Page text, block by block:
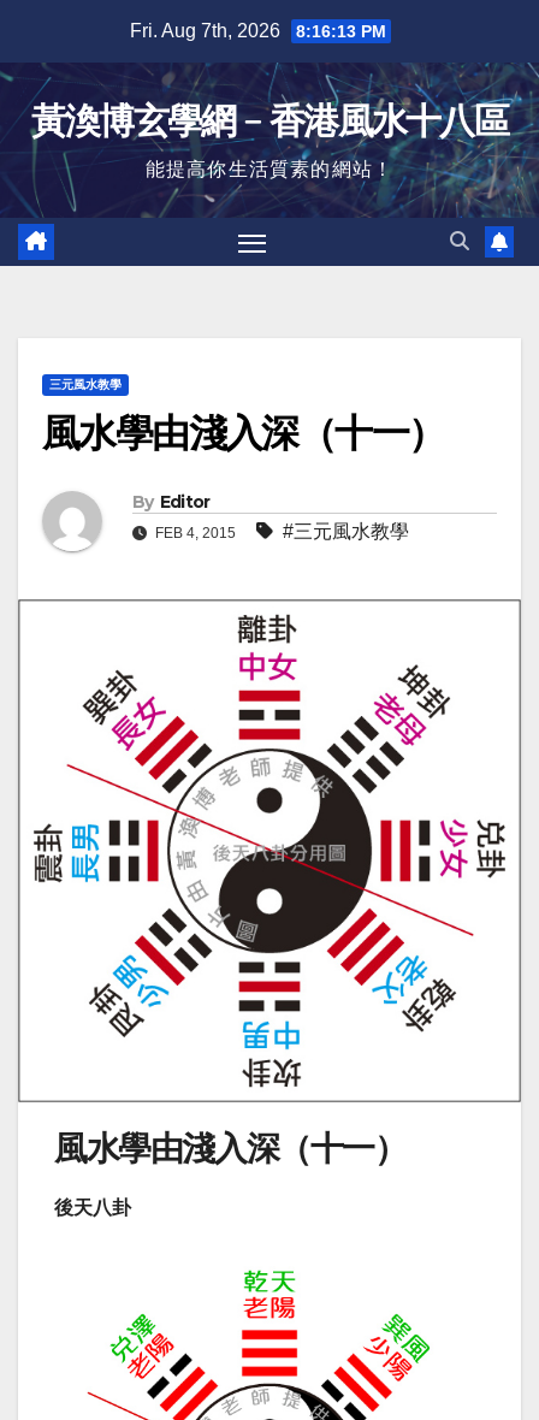
content
Fri. Aug 7th, 2026 8:16:13 PM
黃渙博玄學網﹣香港風水十八區
能提高你生活質素的網站！
三元風水教學
風水學由淺入深（十一）
By Editor
FEB 4, 2015 #三元風水教學
風水學由淺入深（十一）
後天八卦